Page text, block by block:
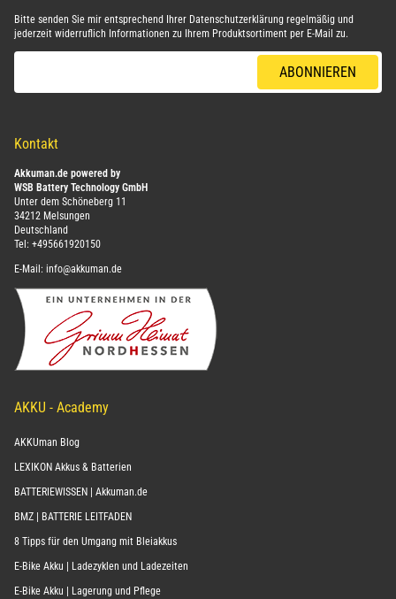
Bitte senden Sie mir entsprechend Ihrer Datenschutzerklärung regelmäßig und
jederzeit widerruflich Informationen zu Ihrem Produktsortiment per E-Mail zu.
ABONNIEREN
Kontakt
Akkuman.de powered by
WSB Battery Technology GmbH
Unter dem Schöneberg 11
34212 Melsungen
Deutschland
Tel: +495661920150
E-Mail: info@akkuman.de
AKKU - Academy
AKKUman Blog
LEXIKON Akkus & Batterien
BATTERIEWISSEN | Akkuman.de
BMZ | BATTERIE LEITFADEN
8 Tipps für den Umgang mit Bleiakkus
E-Bike Akku | Ladezyklen und Ladezeiten
E-Bike Akku | Lagerung und Pflege